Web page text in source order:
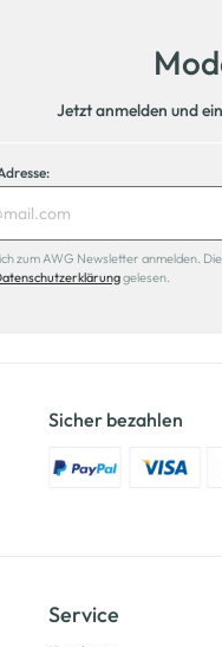
Jetzt anmelden und
zum AWG Newsletter anmelden.
gelesen.
Sicher bezahlen
Service